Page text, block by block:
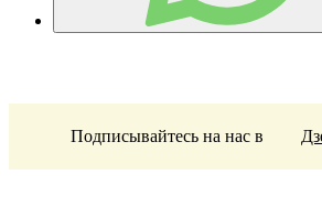
Подписывайтесь на нас в